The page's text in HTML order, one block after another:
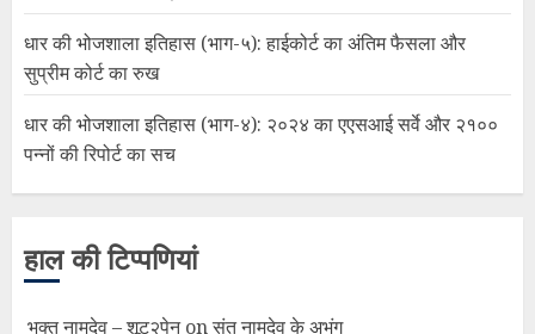
धार की भोजशाला इतिहास (भाग-५): हाईकोर्ट का अंतिम फैसला और
सुप्रीम कोर्ट का रुख
धार की भोजशाला इतिहास (भाग-४): २०२४ का एएसआई सर्वे और २१००
पन्नों की रिपोर्ट का सच
हाल की टिप्पणियां
भक्त नामदेव – शूट२पेनonसंत नामदेव के अभंग